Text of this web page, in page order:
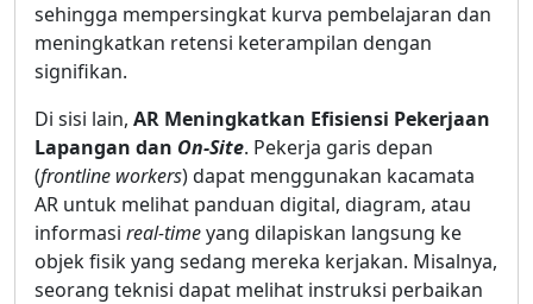
sehingga mempersingkat kurva pembelajaran dan
meningkatkan retensi keterampilan dengan
signifikan.
Di sisi lain, AR Meningkatkan Efisiensi Pekerjaan
Lapangan dan On-Site. Pekerja garis depan
(frontline workers) dapat menggunakan kacamata
AR untuk melihat panduan digital, diagram, atau
informasi real-timeyang dilapiskan langsung ke
objek fisik yang sedang mereka kerjakan. Misalnya,
seorang teknisi dapat melihat instruksi perbaikan